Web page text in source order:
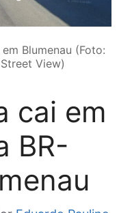
Blumenau (Foto:
View)
cai em
BR-